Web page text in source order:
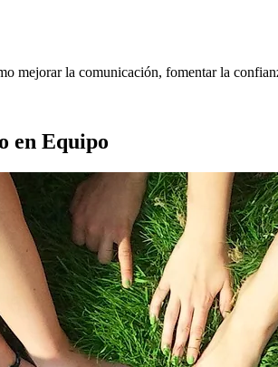
mejorar la comunicación, fomentar la
en Equipo